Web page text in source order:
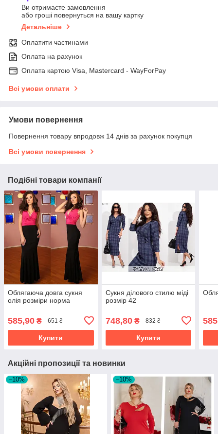
Ви отримаєте замовлення
або гроші повернуться на вашу картку
Детальніше
Оплатити частинами
Оплата на рахунок
Оплата картою Visa, Mastercard - WayForPay
Всі умови оплати
Умови повернення
Повернення товару впродовж 14 днів за рахунок покупця
Всі умови повернення
Подібні товари компанії
Облягаюча довга сукня
олія розміри норма
585,90 ₴ 651 ₴
Купити
Сукня ділового стилю міді
розмір 42
748,80₴ 832 ₴
Купити
Акційні пропозиції та новинки
–10% –10%